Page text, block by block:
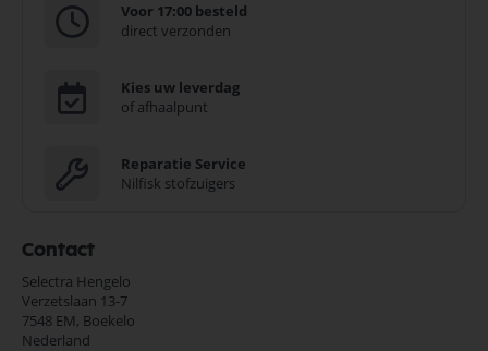
Voor 17:00 besteld
direct verzonden
Kies uw leverdag
of afhaalpunt
Reparatie Service
Nilfisk stofzuigers
Contact
Selectra Hengelo
Verzetslaan 13-7
7548 EM, Boekelo
Nederland